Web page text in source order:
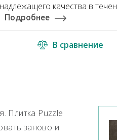
качества в
Подробнее
В сравнение
Плитка Puzzle
заново и